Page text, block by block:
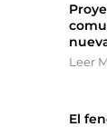
Leer
El